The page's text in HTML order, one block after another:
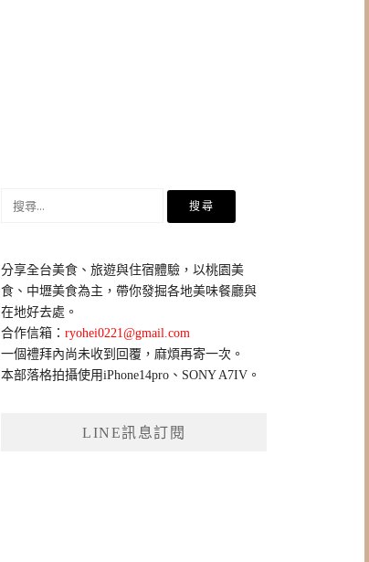
鍵
字:
分享全台美食、旅遊與住宿體驗，以桃園美
食、中壢美食為主，帶你發掘各地美味餐廳與
在地好去處。
合作信箱：ryohei0221@gmail.com
一個禮拜內尚未收到回覆，麻煩再寄一次。
本部落格拍攝使用iPhone14pro、SONY A7IV。
LINE訊息訂閱